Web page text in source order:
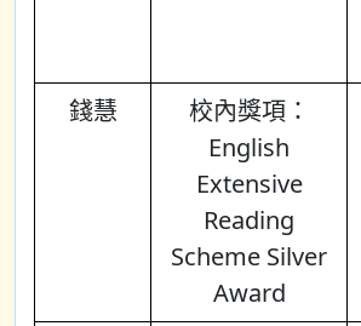
錢慧
校內獎項：
English
Extensive
Reading
Scheme Silver
Award